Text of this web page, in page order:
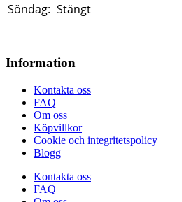
Söndag: Stängt
Information
Kontakta oss
FAQ
Om oss
Köpvillkor
Cookie och integritetspolicy
Blogg
Kontakta oss
FAQ